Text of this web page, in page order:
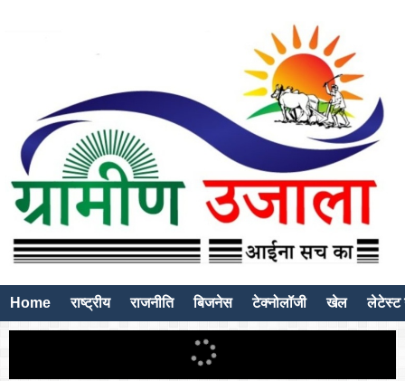
Home राष्ट्रीय राजनीति बिजनेस टेक्नोलॉजी खेल लेटेस्ट